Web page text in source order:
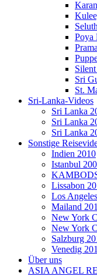
Poya
Sri
St.
Sri-Lanka-Videos
Sri Lanka
Sri Lanka
Sri Lanka
Sonstige
Indien 2010
Istanbul
Lissabon
Los
Mailand
New York
New York
Salzburg
Venedig
Über uns
ASIA ANGEL